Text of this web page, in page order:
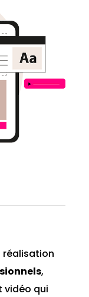
réalisation
,
vidéo qui